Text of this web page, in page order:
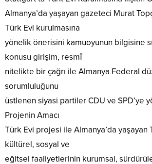
Almanya’da yaşayan gazeteci Murat
Türk Evi kurulmasına
yönelik önerisini kamuoyunun bilgisine
konusu girişim, resmî
nitelikte bir çağrı ile Almanya Federal
sorumluluğunu
üstlenen siyasi partiler CDU ve SPD’ye
Projenin Amacı
Türk Evi projesi ile Almanya’da yaşayan
kültürel, sosyal ve
eğitsel faaliyetlerinin kurumsal,